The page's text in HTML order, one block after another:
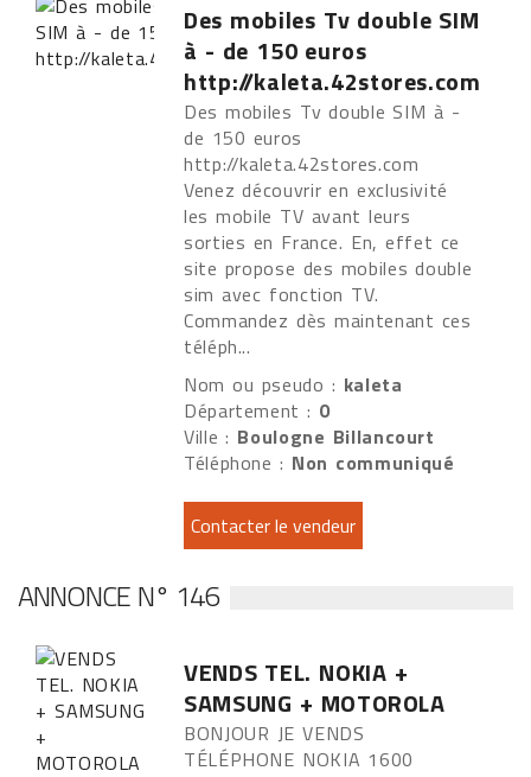
Des mobiles Tv double SIM
à - de 150 euros
http://kaleta.42stores.com
Des mobiles Tv double SIM à -
de 150 euros
http://kaleta.42stores.com
Venez découvrir en exclusivité
les mobile TV avant leurs
sorties en France. En, effet ce
site propose des mobiles double
sim avec fonction TV.
Commandez dès maintenant ces
téléph...
Nom ou pseudo : kaleta
Département : 0
Ville : Boulogne Billancourt
Téléphone : Non communiqué
ANNONCE N° 146
VENDS TEL. NOKIA +
SAMSUNG + MOTOROLA
BONJOUR JE VENDS
TÉLÉPHONE NOKIA 1600